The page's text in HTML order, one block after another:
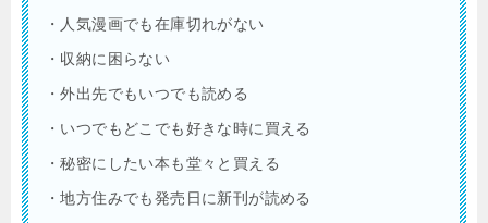
・人気漫画でも在庫切れがない
・収納に困らない
・外出先でもいつでも読める
・いつでもどこでも好きな時に買える
・秘密にしたい本も堂々と買える
・地方住みでも発売日に新刊が読める